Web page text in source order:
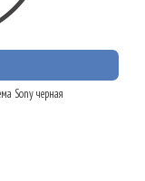
Sony черная